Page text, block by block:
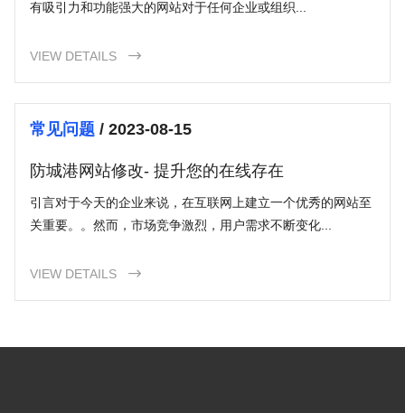
有吸引力和功能强大的网站对于任何企业或组织...
VIEW DETAILS 
常见问题/ 2023-08-15
防城港网站修改- 提升您的在线存在
引言对于今天的企业来说，在互联网上建立一个优秀的网站至
关重要。。然而，市场竞争激烈，用户需求不断变化...
VIEW DETAILS 